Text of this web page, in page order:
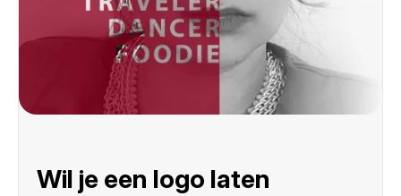
Wil je een logo laten